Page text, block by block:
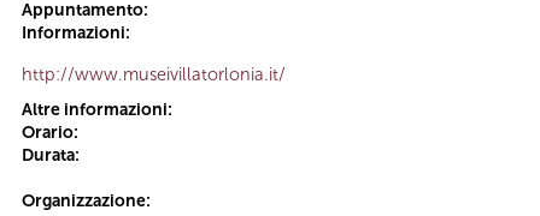
Appuntamento:
Informazioni:
http://www.museivillatorlonia.it/
Altre informazioni:
Orario:
Durata:
Organizzazione: